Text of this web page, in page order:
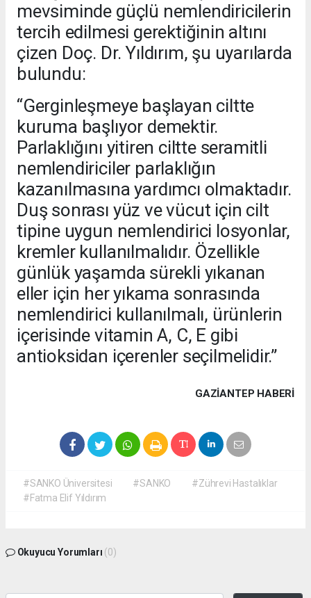
mevsiminde güçlü nemlendiricilerin
tercih edilmesi gerektiğinin altını
çizen Doç. Dr. Yıldırım, şu uyarılarda
bulundu:
“Gerginleşmeye başlayan ciltte
kuruma başlıyor demektir.
Parlaklığını yitiren ciltte seramitli
nemlendiriciler parlaklığın
kazanılmasına yardımcı olmaktadır.
Duş sonrası yüz ve vücut için cilt
tipine uygun nemlendirici losyonlar,
kremler kullanılmalıdır. Özellikle
günlük yaşamda sürekli yıkanan
eller için her yıkama sonrasında
nemlendirici kullanılmalı, ürünlerin
içerisinde vitamin A, C, E gibi
antioksidan içerenler seçilmelidir.”
GAZIANTEP HABERİ
#SANKO Üniversitesi #SANKO
#Zührevi Hastalıklar
#Fatma Elif Yıldırım
Okuyucu Yorumları (0)